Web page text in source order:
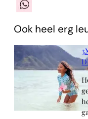
Ook heel erg